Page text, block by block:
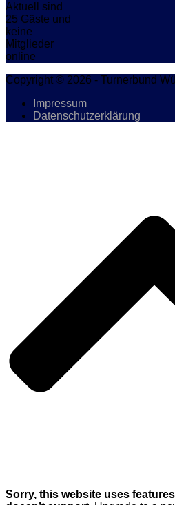
Aktuell sind
25 Gäste und
keine
Mitglieder
online
Copyright © 2026 - Turnerbund
Impressum
Datenschutzerklärung
Sorry, this website uses